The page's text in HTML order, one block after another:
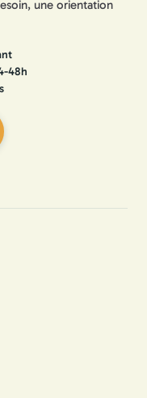
une orientation
48h